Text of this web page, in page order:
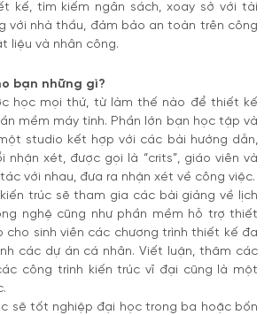
kế, tìm kiếm ngân sách, xoay sở với tài
với nhà thầu, đảm bảo an toàn trên công
liệu và nhân công.
bạn những gì?
học mọi thứ, từ làm thế nào để thiết kế
mềm máy tính. Phần lớn bạn học tập và
studio kết hợp với các bài hướng dẫn,
nhận xét, được gọi là “crits”, giáo viên và
với nhau, đưa ra nhận xét về công việc.
trúc sẽ tham gia các bài giảng về lịch
nghệ cũng như phần mềm hỗ trợ thiết
cho sinh viên các chương trình thiết kế đa
các dự án cá nhân. Viết luận, thăm các
công trình kiến trúc vĩ đại cũng là một
sẽ tốt nghiệp đại học trong ba hoặc bốn